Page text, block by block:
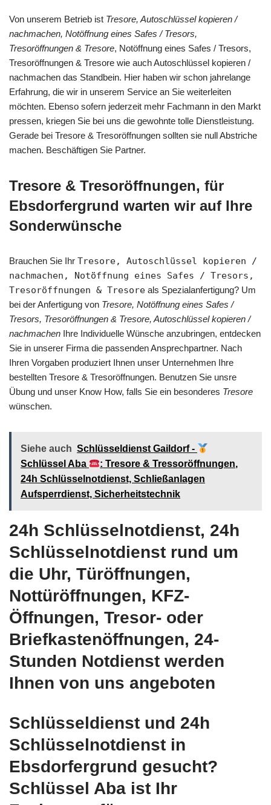
Von unserem Betrieb ist Tresore, Autoschlüssel kopieren /
nachmachen, Notöffnung eines Safes / Tresors,
Tresoröffnungen & Tresore, Notöffnung eines Safes / Tresors,
Tresoröffnungen & Tresore wie auch Autoschlüssel kopieren /
nachmachen das Standbein. Hier haben wir schon jahrelange
Erfahrung, die wir in unserem Service an Sie weiterleiten
möchten. Ebenso sofern jederzeit mehr Fachmann in den Markt
pressen, kriegen Sie bei uns die gewohnte tolle Dienstleistung.
Gerade bei Tresore & Tresoröffnungen sollten sie null Abstriche
machen. Beschäftigen Sie Partner.
Tresore & Tresoröffnungen, für
Ebsdorfergrund warten wir auf Ihre
Sonderwünsche
Brauchen Sie Ihr Tresore, Autoschlüssel kopieren /
nachmachen, Notöffnung eines Safes / Tresors,
Tresoröffnungen & Tresore als Spezialanfertigung? Um
bei der Anfertigung von Tresore, Notöffnung eines Safes /
Tresors, Tresoröffnungen & Tresore, Autoschlüssel kopieren /
nachmachen Ihre Individuelle Wünsche anzubringen, entdecken
Sie in unserer Firma die passenden Ansprechpartner. Nach
Ihren Vorgaben produziert Ihnen unser Unternehmen Ihre
bestellten Tresore & Tresoröffnungen. Benutzen Sie unsre
Übung und unser Know How, falls Sie ein besonderes Tresore
wünschen.
Siehe auch Schlüsseldienst Gaildorf -
Schlüssel Aba
: Tresore & Tressoröffnungen,
24h Schlüsselnotdienst, Schließanlagen
Aufsperrdienst, Sicherheitstechnik
24h Schlüsselnotdienst, 24h
Schlüsselnotdienst rund um
die Uhr, Türöffnungen,
Nottüröffnungen, KFZ-
Öffnungen, Tresor- oder
Briefkastenöffnungen, 24-
Stunden Notdienst werden
Ihnen von uns angeboten
Schlüsseldienst und 24h
Schlüsselnotdienst in
Ebsdorfergrund gesucht?
Schlüssel Aba ist Ihr